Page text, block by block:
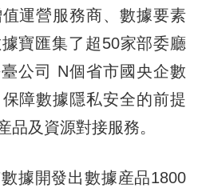
運營服務商、數據要素
寶匯集了超50家部委廳
公司 N個省市國央企數
障數據隱私安全的前提
品及資源對接服務。
開發出數據産品1800